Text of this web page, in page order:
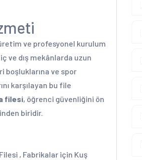
ve profesyonel kurulum
ve dış mekânlarda uzun
boşluklarına ve spor
karşılayan bu file
filesi, öğrenci güvenliğini ön
biridir.
, Fabrikalar için Kuş